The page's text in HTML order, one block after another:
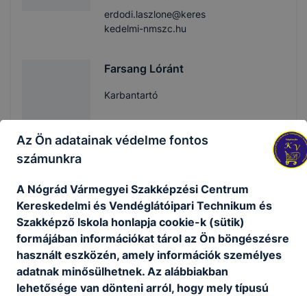
erdodi.laszlone@keres
kedelmi-nmszc.hu
Farsang Lóránt
Karbantartó
Irodai alkalmazott
Technikai dolgozók
fenyvesi.szabolcs@ke
reskedelmi-nmszc.hu
Az Ön adatainak védelme fontos
számunkra
A Nógrád Vármegyei Szakképzési Centrum
Kereskedelmi és Vendéglátóipari Technikum és
Szakképző Iskola honlapja cookie-k (sütik)
formájában információkat tárol az Ön böngészésre
használt eszközén, amely információk személyes
adatnak minősülhetnek. Az alábbiakban
lehetősége van dönteni arról, hogy mely típusú